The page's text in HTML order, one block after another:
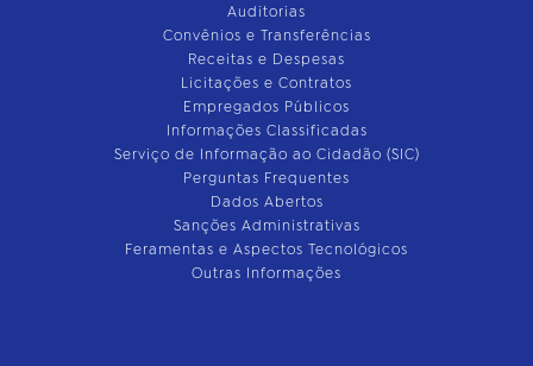
Auditorias
Convênios e Transferências
Receitas e Despesas
Licitações e Contratos
Empregados Públicos
Informações Classificadas
Serviço de Informação ao Cidadão (SIC)
Perguntas Frequentes
Dados Abertos
Sanções Administrativas
Feramentas e Aspectos Tecnológicos
Outras Informações